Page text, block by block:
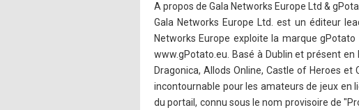
A propos de Gala Networks Europe Ltd &
Gala Networks Europe Ltd. est un éditeur
Networks Europe exploite la marque
www.gPotato.eu. Basé à Dublin et présent
Dragonica, Allods Online, Castle of Heroes
incontournable pour les amateurs de jeux en
du portail, connu sous le nom provisoire de